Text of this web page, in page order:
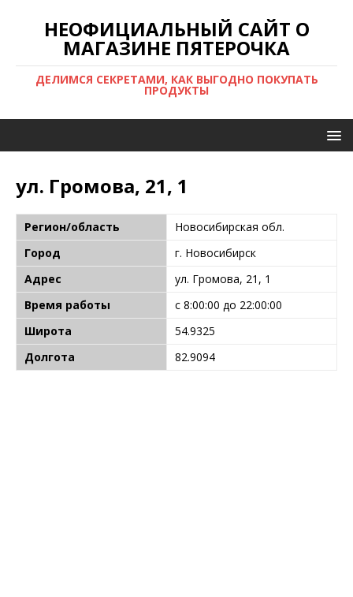
НЕОФИЦИАЛЬНЫЙ САЙТ О
МАГАЗИНЕ ПЯТЕРОЧКА
ДЕЛИМСЯ СЕКРЕТАМИ, КАК ВЫГОДНО ПОКУПАТЬ
ПРОДУКТЫ
ул. Громова, 21, 1
Регион/область
Новосибирская обл.
Город
г. Новосибирск
Адрес
ул. Громова, 21, 1
Время работы
с 8:00:00 до 22:00:00
Широта
54.9325
Долгота
82.9094